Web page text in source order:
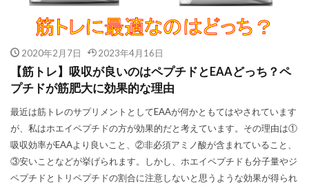
2020年2月7日 2023年4月16日
【筋トレ】吸収が良いのはペプチドとEAAどっち？ペ
プチドが筋肥大に効果的な理由
最近は筋トレのサプリメントとしてEAAが何かともてはやされています
が、私はホエイペプチドの方が効果的だと考えています。その理由は①
吸収効率がEAAより良いこと、②非必須アミノ酸が含まれていること、
③安いことなどが挙げられます。しかし、ホエイペプチドも分子量やジ
ペプチドとトリペプチドの割合に注意しないと思うような効果が得られ